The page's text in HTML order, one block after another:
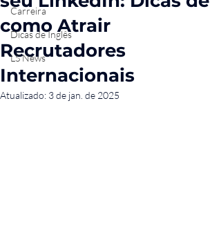
Carreira
Dicas de Inglês
LS News
como Atrair
Recrutadores
Internacionais
Atualizado: 3 de jan. de 2025